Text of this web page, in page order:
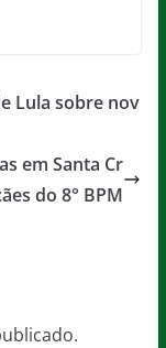
Lula sobre nov
em Santa Cr
do 8° BPM